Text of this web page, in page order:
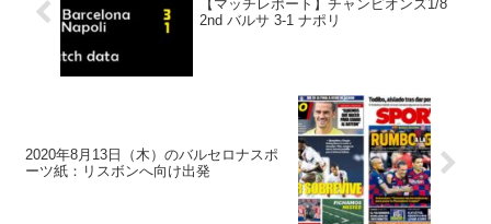
【マッチレポート】チャンピオンズ1/8
2nd バルサ 3-1 ナポリ
2020年8月13日（木）のバルセロナスポ
ーツ紙：リスボンへ向け出発